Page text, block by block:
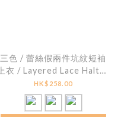
三色 / 蕾絲假兩件坑紋短袖
上衣 / Layered Lace Halter
Ribbed Short Sleeve Top
HK$258.00